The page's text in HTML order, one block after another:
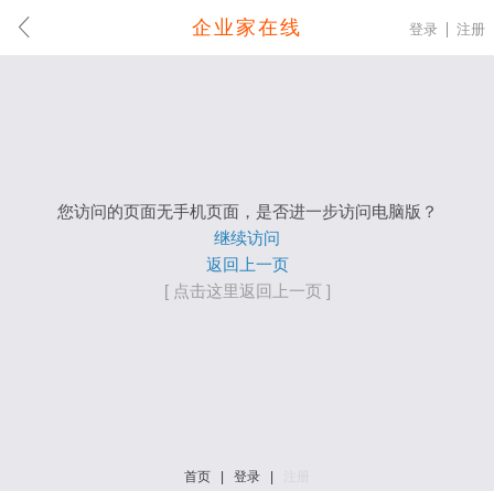
企业家在线 登录 注册
您访问的页面无手机页面，是否进一步访问电脑版？
继续访问
返回上一页
[ 点击这里返回上一页 ]
首页 登录